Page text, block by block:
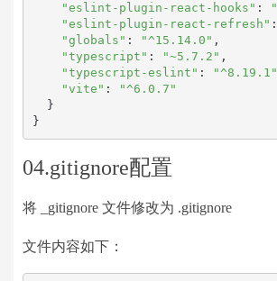
"eslint-plugin-react-hooks" :
"eslint-plugin-react-refresh"
"globals" : "^15.14.0" ,
"typescript" : "~5.7.2" ,
"typescript-eslint" : "^8.19.1"
"vite" :
"^6.0.7"
}
04.gitignore配置
将 _gitignore 文件修改为 .gitignore
文件内容如下：